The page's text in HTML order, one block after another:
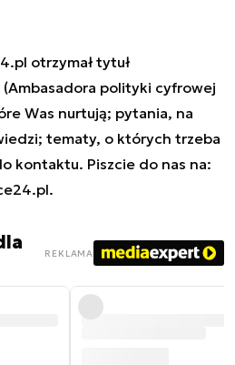
otrzymał tytuł
polityki cyfrowej
Was nurtują; pytania, na
tematy, o których trzeba
kontaktu. Piszcie do nas na:
.
REKLAMA